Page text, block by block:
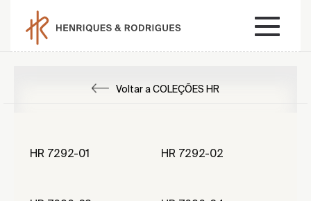
Voltar a COLEÇÕES HR
HR 7292-01 HR 7292-02